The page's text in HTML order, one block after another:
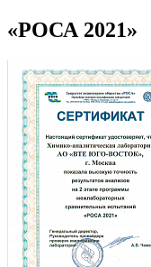
«РОСА 2021»